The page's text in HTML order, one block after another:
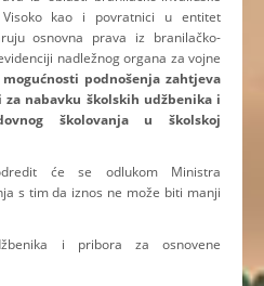
kao i povratnici u entitet
osnovna prava iz branilačko-
nadležnog organa za vojne
podnošenja zahtjeva
nabavku školskih udžbenika i
školovanja u školskoj
će se odlukom Ministra
s tim da iznos ne može biti manji
i pribora za osnovene